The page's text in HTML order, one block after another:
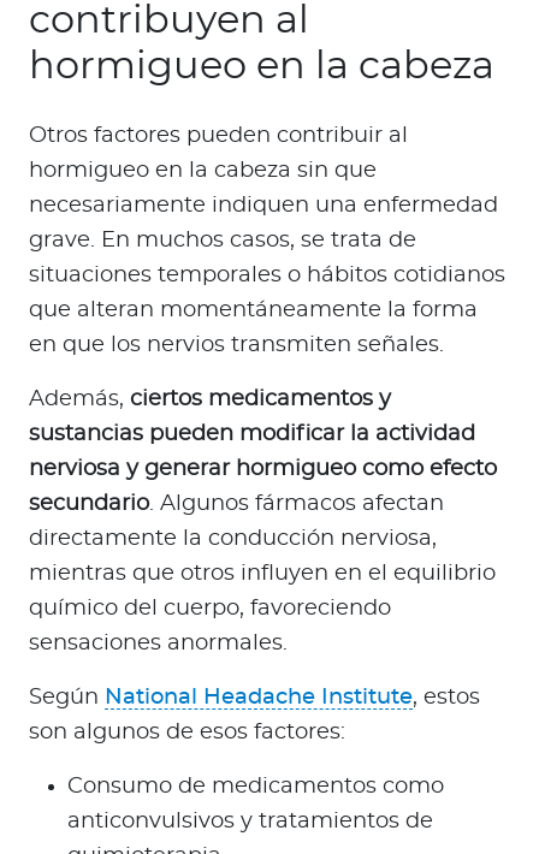
contribuyen al
hormigueo en la cabeza
Otros factores pueden contribuir al
hormigueo en la cabeza sin que
necesariamente indiquen una enfermedad
grave. En muchos casos, se trata de
situaciones temporales o hábitos cotidianos
que alteran momentáneamente la forma
en que los nervios transmiten señales.
Además, ciertos medicamentos y
sustancias pueden modificar la actividad
nerviosa y generar hormigueo como efecto
secundario. Algunos fármacos afectan
directamente la conducción nerviosa,
mientras que otros influyen en el equilibrio
químico del cuerpo, favoreciendo
sensaciones anormales.
Según National Headache Institute, estos
son algunos de esos factores:
Consumo de medicamentos como
anticonvulsivos y tratamientos de